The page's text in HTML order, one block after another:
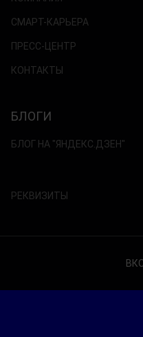
СМАРТ-КАРЬЕРА
ПРЕСС-ЦЕНТР
КОНТАКТЫ
БЛОГИ
БЛОГ НА "ЯНДЕКС.ДЗЕН"
РЕКВИЗИТЫ